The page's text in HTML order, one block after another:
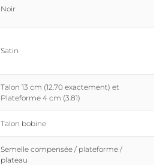
Noir
Satin
Talon 13 cm (12.70 exactement) et
Plateforme 4 cm (3.81)
Talon bobine
Semelle compensée / plateforme /
plateau